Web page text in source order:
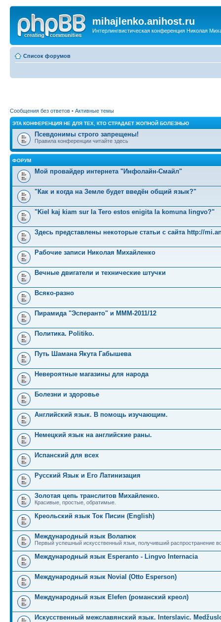
mihajlenko.anihost.ru
Интерлингвистическая конференция Николая
Список форумов
Сообщения без ответов • Активные темы
ЭТА КОНФЕРЕНЦИЯ НЕ ДЛЯ ТЕХ, КТО СТРАДАЕТ ЖОПНОЙ БОЛЕЗНЬЮ
Псевдонимы строго запрещены!
Правила конференции читайте здесь
ФОРУМ
Мой провайдер интернета "Инфолайн-Смайл"
"Как и когда на Земле будет введён общий язык?"
"Kiel kaj kiam sur la Tero estos enigita la komuna lingvo?"
Здесь представлены некоторые статьи с сайта http://
Рабочие записи Николая Михайленко
Вечные двигатели и технические штучки
Всяко-разно
Пирамида "Эсперанто" и MMM-2011/12
Политика. Politiko.
Путь Шамана Якута Габышева
Невероятные магазины для народа
Болезни и здоровье
Английский язык. В помощь изучающим.
Немецкий язык на английские раны.
Испанский для всех
Русский Язык и Его Латинизация
Золотая цепь транслитов Михайленко.
Красивые, простые, обратимые.
Креольский язык Ток Писин (English)
Международный язык Волапюк
Первый успешный искусственный язык, получивший распространение
Международный язык Esperanto - Lingvo Internacia
Международный язык Novial (Otto Esperson)
Международный язык Elefen (романский креол)
Искусственный межславянский язык. Interslavic.